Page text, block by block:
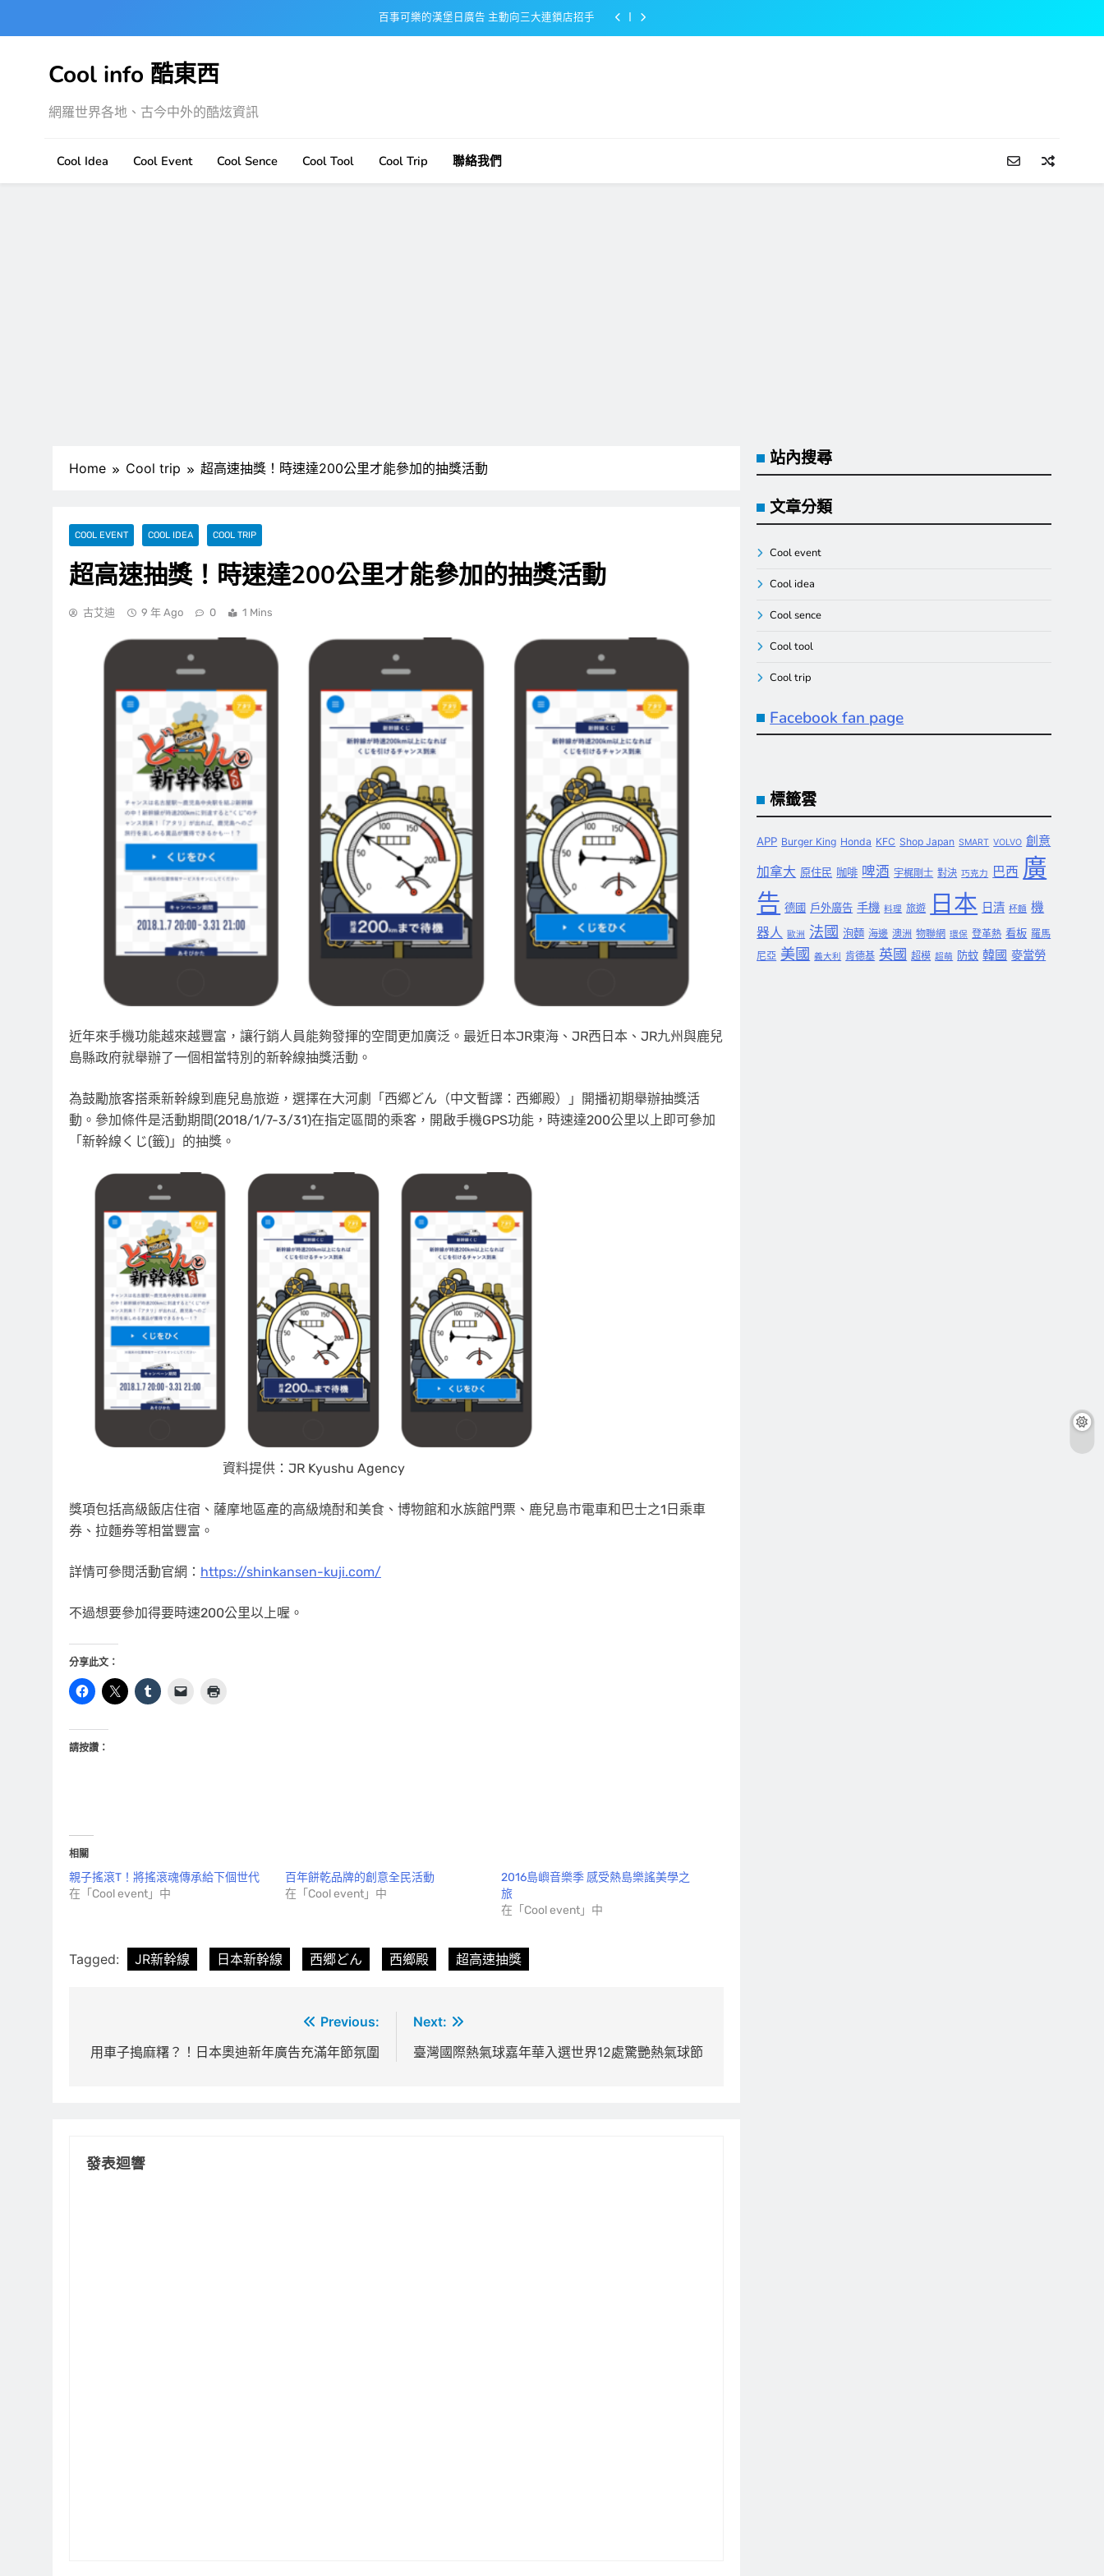
百事可樂的漢堡日廣告 主動向三大連鎖店招手
百事可樂的漢堡日廣告 主動向三大連鎖店招手
Cool info 酷東西
網羅世界各地、古今中外的酷炫資訊
Cool Idea Cool Event Cool Sence Cool Tool Cool Trip 聯絡我們
Home Cool trip 超高速抽獎！時速達200公里才能參加的抽獎活動
COOL EVENT COOL IDEA COOL TRIP
超高速抽獎！時速達200公里才能參加的抽獎活動
古艾迪 9 年 Ago 0 1 Mins
近年來手機功能越來越豐富，讓行銷人員能夠發揮的空間更加廣泛。最近日本JR東海、JR西日本、JR九州與鹿兒
島縣政府就舉辦了一個相當特別的新幹線抽獎活動。
為鼓勵旅客搭乘新幹線到鹿兒島旅遊，選擇在大河劇「西郷どん（中文暫譯：西鄉殿）」開播初期舉辦抽獎活
動。參加條件是活動期間(2018/1/7-3/31)在指定區間的乘客，開啟手機GPS功能，時速達200公里以上即可參加
「新幹線くじ(籤)」的抽獎。
資料提供：JR Kyushu Agency
獎項包括高級飯店住宿、薩摩地區產的高級燒酎和美食、博物館和水族館門票、鹿兒島市電車和巴士之1日乘車
券、拉麵券等相當豐富。
詳情可參閱活動官網： https://shinkansen-kuji.com/
不過想要參加得要時速200公里以上喔。
分享此文：
請按讚：
相關
親子搖滾T！將搖滾魂傳承給下個世代
在「Cool event」中
百年餅乾品牌的創意全民活動
在「Cool event」中
2016島嶼音樂季 感受熱島樂謠美學之
旅
在「Cool event」中
Tagged: JR新幹線 日本新幹線 西郷どん 西鄉殿 超高速抽獎
章
Previous:
用車子搗麻糬？！日本奧迪新年廣告充滿年節氛圍
Next:
臺灣國際熱氣球嘉年華入選世界12處驚艷熱氣球節
發表迴響
站內搜尋
文章分類
Cool event
Cool idea
Cool sence
Cool tool
Cool trip
Facebook fan page
標籤雲
APP Burger King Honda KFC Shop Japan SMART VOLVO 創意
加拿大 原住民 咖啡 啤酒 宇梶剛士 對決 巧克力 巴西 廣
告 德國 戶外廣告 手機 料理 旅遊 日本 日清 杯麵 機
器人 歐洲 法國 泡麵 海邊 澳洲 物聯網 環保 登革熱 看板 羅馬
尼亞 美國 義大利 肯德基 英國 超模 超萌 防蚊 韓國 麥當勞